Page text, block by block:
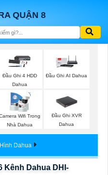
QUẬN 8
Đầu Ghi 4 HDD
Dahua
Đầu Ghi AI Dahua
Wifi Trong
Nhà Dahua
Đầu Ghi XVR
Dahua
Dahua
Kênh Dahua DHI-